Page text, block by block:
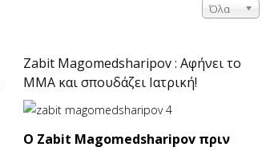
Όλα
Zabit Magomedsharipov : Αφήνει το
ΜΜΑ και σπουδάζει Ιατρική!
Ο Zabit Magomedsharipov πριν